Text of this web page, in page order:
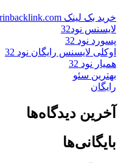
خرید بک لینک behtarinbacklink.com
لایسنس نود32
پسورد نود 32
اوکلی لایسنس رایگان نود 32
همیار نود 32
بهترین سئو
رایگان
آخرین دیدگاه‌ها
بایگانی‌ها